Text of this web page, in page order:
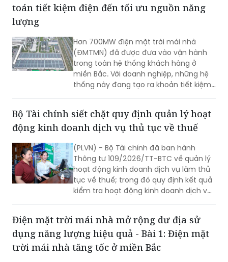
Điện mặt trời mái nhà mở rộng dư địa sử
dụng năng lượng hiệu quả - Bài 2: Từ bài
toán tiết kiệm điện đến tối ưu nguồn năng
lượng
Hơn 700MW điện mặt trời mái nhà
(ĐMTMN) đã được đưa vào vận hành
miền Bắc. Với doanh nghiệp, những hệ
thống này đang tạo ra khoản tiết kiệm
hàng tỷ đồng mỗi tháng. Kết quả này
cho thấy Việt Nam có thể tích hợp
nhiều mục tiêu trong cái nhìn mới về sử
dụng năng lượng hiệu quả.
Bộ Tài chính siết chặt quy định quản lý hoạt
động kinh doanh dịch vụ thủ tục về thuế
(PLVN) - Bộ Tài chính đã ban hành
Thông tư 109/2026/TT-BTC về quản lý
tục về thuế; trong đó quy định kết quả
kiểm tra hoạt động kinh doanh dịch vụ
làm thủ tục về thuế phải được công
khai trong 5 ngày làm việc.
Điện mặt trời mái nhà mở rộng dư địa sử